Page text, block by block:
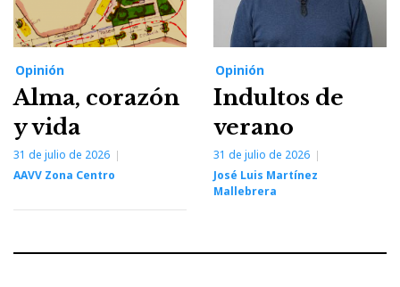
Opinión
Alma, corazón
y vida
31 de julio de 2026
AAVV Zona Centro
Opinión
Indultos de
verano
31 de julio de 2026
José Luis Martínez
Mallebrera